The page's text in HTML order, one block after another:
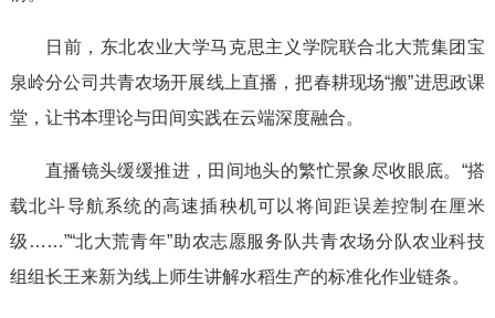
日前，东北农业大学马克思主义学院联合北大荒集团宝
泉岭分公司共青农场开展线上直播，把春耕现场“搬”进思政课
堂，让书本理论与田间实践在云端深度融合。
直播镜头缓缓推进，田间地头的繁忙景象尽收眼底。“搭
载北斗导航系统的高速插秧机可以将间距误差控制在厘米
级……”“北大荒青年”助农志愿服务队共青农场分队农业科技
组组长王来新为线上师生讲解水稻生产的标准化作业链条。